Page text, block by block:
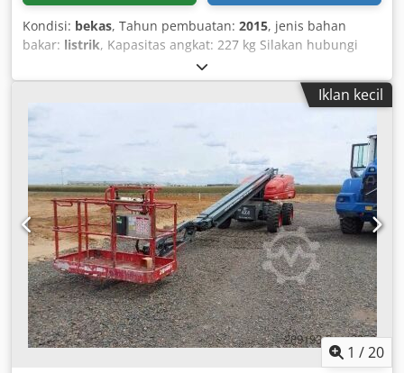
Kondisi: bekas, Tahun pembuatan: 2015, jenis bahan
bakar: listrik, Kapasitas angkat: 227 kg Silakan hubungi
Pusat Perangkat Bekas untuk informasi lebih lanjut.
Cedpfozlm Hrjx Al Djrf
Iklan kecil
1 /20